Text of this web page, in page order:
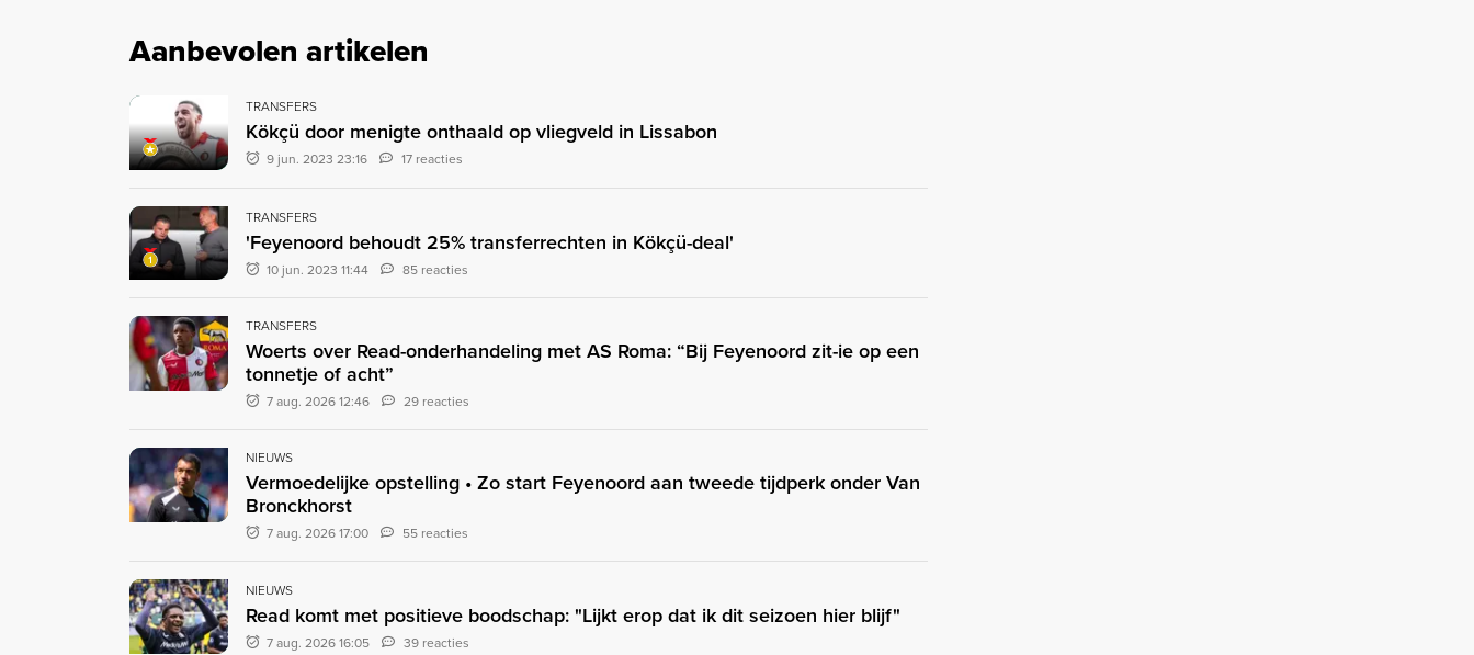
Aanbevolen artikelen
TRANSFERS
Kökçü door menigte onthaald op vliegveld in Lissabon
9 jun. 2023 23:16 17 reacties
TRANSFERS
'Feyenoord behoudt 25% transferrechten in Kökçü-deal'
10 jun. 2023 11:44 85 reacties
TRANSFERS
Woerts over Read-onderhandeling met AS Roma: “Bij Feyenoord zit-ie op een
tonnetje of acht”
7 aug. 2026 12:46 29 reacties
NIEUWS
Vermoedelijke opstelling • Zo start Feyenoord aan tweede tijdperk onder Van
Bronckhorst
7 aug. 2026 17:00 55 reacties
NIEUWS
Read komt met positieve boodschap: "Lijkt erop dat ik dit seizoen hier blijf"
7 aug. 2026 16:05 39 reacties